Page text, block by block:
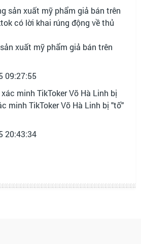
xuất mỹ phẩm giả bán trên
09:27:55
minh TikToker Võ Hà Linh bị "tố"
20:43:34